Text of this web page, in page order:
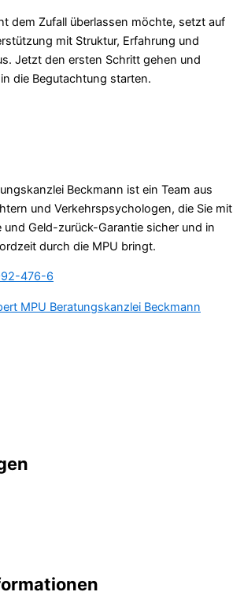
dem Zufall überlassen möchte, setzt auf
mit Struktur, Erfahrung und
Jetzt den ersten Schritt gehen und
die Begutachtung starten.
Beckmann ist ein Team aus
und Verkehrspsychologen, die Sie mit
und Geld-zurück-Garantie sicher und in
durch die MPU bringt.
476-6